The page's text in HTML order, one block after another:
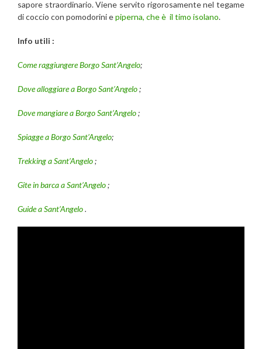
sapore straordinario. Viene servito rigorosamente nel tegame
di coccio con pomodorini epiperna, che è il timo isolano.
Info utili :
Come raggiungere Borgo Sant’Angelo;
Dove alloggiare a Borgo Sant’Angelo;
Dove mangiare a Borgo Sant’Angelo;
Spiagge a Borgo Sant’Angelo;
Trekking a Sant’Angelo;
Gite in barca a Sant’Angelo;
Guide a Sant’Angelo.